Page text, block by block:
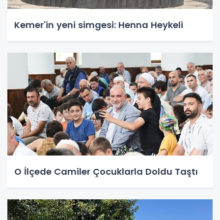
Kemer'in yeni simgesi: Henna Heykeli
O İlçede Camiler Çocuklarla Doldu Taştı